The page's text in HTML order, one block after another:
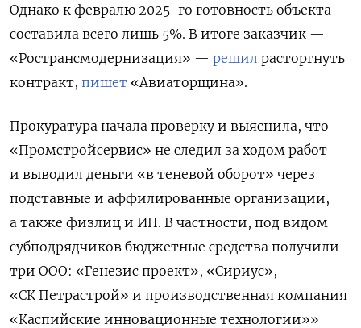
Однако к февралю 2025-го готовность объекта
составила всего лишь 5%. В итоге заказчик —
«Ространсмодернизация» — решил расторгнуть
контракт, пишет «Авиаторщина».
Прокуратура начала проверку и выяснила, что
«Промстройсервис» не следил за ходом работ
и выводил деньги «в теневой оборот» через
подставные и аффилированные организации,
а также физлиц и ИП. В частности, под видом
субподрядчиков бюджетные средства получили
три ООО: «Генезис проект», «Сириус»,
«СК Петрастрой» и производственная компания
«Каспийские инновационные технологии»»